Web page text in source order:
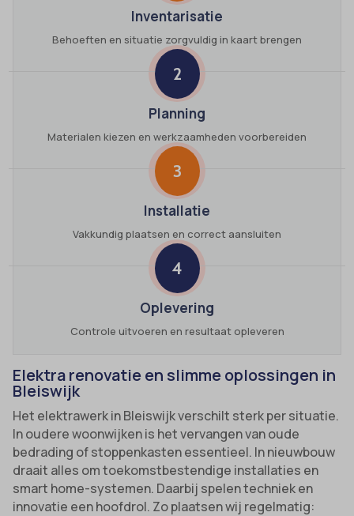
Inventarisatie
Behoeften en situatie zorgvuldig in kaart brengen
2
Planning
Materialen kiezen en werkzaamheden voorbereiden
3
Installatie
Vakkundig plaatsen en correct aansluiten
4
Oplevering
Controle uitvoeren en resultaat opleveren
Elektra renovatie en slimme oplossingen in
Bleiswijk
Het elektrawerk in Bleiswijk verschilt sterk per situatie.
In oudere woonwijken is het vervangen van oude
bedrading of stoppenkasten essentieel. In nieuwbouw
draait alles om toekomstbestendige installaties en
smart home-systemen. Daarbij spelen techniek en
innovatie een hoofdrol. Zo plaatsen wij regelmatig: